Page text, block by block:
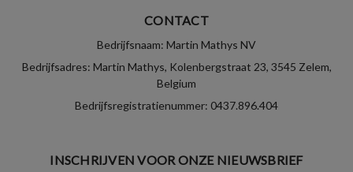
CONTACT
Bedrijfsnaam: Martin Mathys NV
Bedrijfsadres: Martin Mathys, Kolenbergstraat 23, 3545 Zelem,
Belgium
Bedrijfsregistratienummer: 0437.896.404
INSCHRIJVEN VOOR ONZE NIEUWSBRIEF